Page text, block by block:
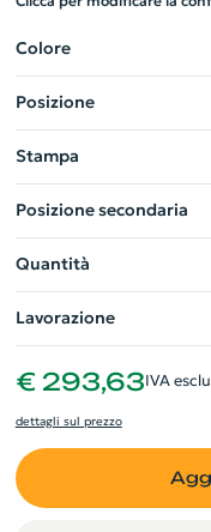
sano. Per un ambiente
aziendale significativo,
terracotta.
Colore
Posizione
Stampa
Posizione secondaria
Quantità
Lavorazione
€ 293,63IVA
dettagli sul prezzo